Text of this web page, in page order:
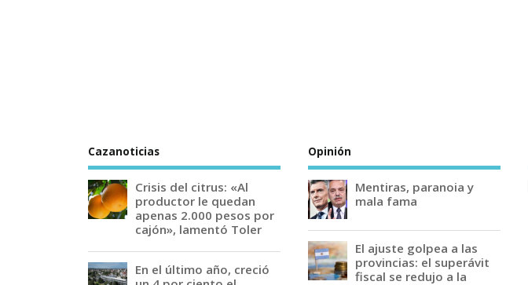
Cazanoticias
Crisis del citrus: «Al
productor le quedan
apenas 2.000 pesos por
cajón», lamentó Toler
En el último año, creció
Opinión
Mentiras, paranoia y
mala fama
El ajuste golpea a las
provincias: el superávit
fiscal se redujo a la